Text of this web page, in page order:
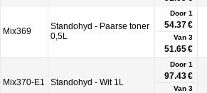
Mix369
Standohyd - Paarse toner
0,5L
Door 1
54.37 €
Van 3
51.65 €
Mix370-E1 Standohyd - Wit 1L
Door 1
97.43 €
Van 3